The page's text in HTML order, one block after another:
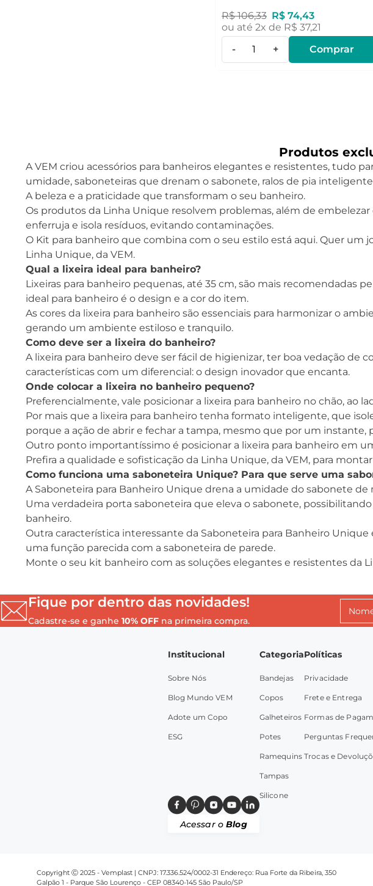
R$ 106,33 R$ 74,43
ou até 2x de R$ 37,21
-
+ Comprar
Produtos
A VEM criou acessórios para banheiros elegantes e resistentes, tudo
umidade, saboneteiras que drenam o sabonete, ralos de pia
A beleza e a praticidade que transformam o seu banheiro.
Os produtos da Linha Unique resolvem problemas, além de
enferruja e isola resíduos, evitando contaminações.
O Kit para banheiro que combina com o seu estilo está aqui. Quer um
Linha Unique, da VEM.
Qual a lixeira ideal para banheiro?
Lixeiras para banheiro pequenas, até 35 cm, são mais recomendadas
ideal para banheiro é o design e a cor do item.
As cores da lixeira para banheiro são essenciais para harmonizar o
gerando um ambiente estiloso e tranquilo.
Como deve ser a lixeira do banheiro?
A lixeira para banheiro deve ser fácil de higienizar, ter boa vedação de
características com um diferencial: o design inovador que encanta.
Onde colocar a lixeira no banheiro pequeno?
Preferencialmente, vale posicionar a lixeira para banheiro no chão, ao
Por mais que a lixeira para banheiro tenha formato inteligente, que
porque a ação de abrir e fechar a tampa, mesmo que por um instante,
Outro ponto importantíssimo é posicionar a lixeira para banheiro em
Prefira a qualidade e sofisticação da Linha Unique, da VEM, para
Como funciona uma saboneteira Unique? Para que serve uma
A Saboneteira para Banheiro Unique drena a umidade do sabonete de
Uma verdadeira porta saboneteira que eleva o sabonete,
banheiro.
Outra característica interessante da Saboneteira para Banheiro
uma função parecida com a saboneteira de parede.
Monte o seu kit banheiro com as soluções elegantes e resistentes da
Fique por dentro das novidades!
Cadastre-se e ganhe 10% OFF na primeira compra.
Institucional
Sobre Nós
Blog Mundo VEM
Adote um Copo
ESG
Acessar oBlog
Categoria
Bandejas
Copos
Galheteiros
Potes
Ramequins
Tampas
Silicone
Políticas
Privacidade
Frete e Entrega
Formas de
Perguntas
Trocas e
Copyright Ⓒ 2025 - Vemplast | CNPJ: 17.336.524/0002-31 Endereço: Rua Forte da Ribeira, 350
Galpão 1 - Parque São Lourenço - CEP 08340-145 São Paulo/SP